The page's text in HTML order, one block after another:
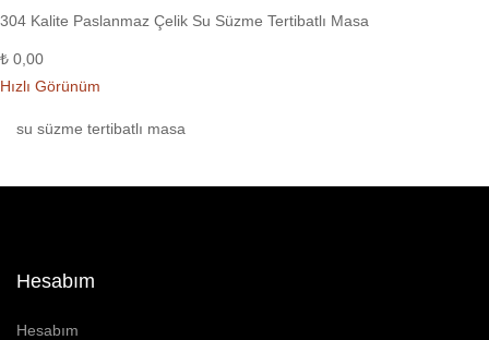
304 Kalite Paslanmaz Çelik Su Süzme Tertibatlı Masa
₺ 0,00
Hızlı Görünüm
su süzme tertibatlı masa
Hesabım
Hesabım